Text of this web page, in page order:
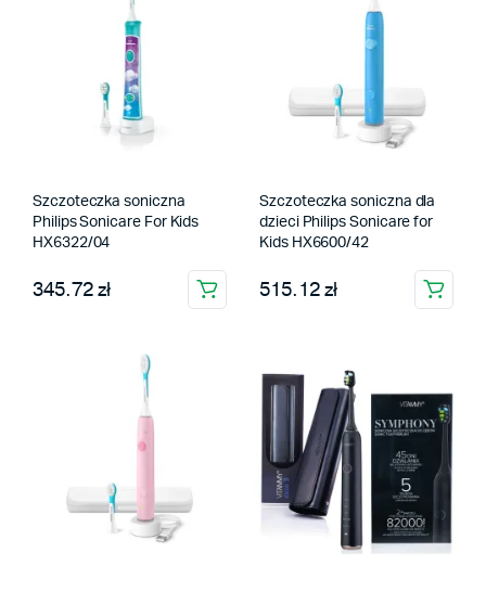
Szczoteczka soniczna
Philips Sonicare For Kids
HX6322/04
345.72 zł
Szczoteczka soniczna dla
dzieci Philips Sonicare for
Kids HX6600/42
515.12 zł